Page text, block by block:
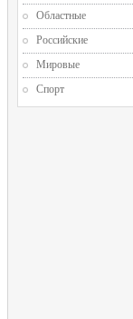
Областные
Российские
Мировые
Спорт